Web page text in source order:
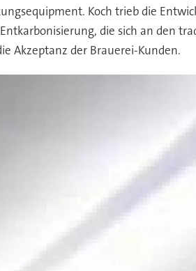
Koch trieb die
die sich an den
Akzeptanz der Brauerei-Kunden.